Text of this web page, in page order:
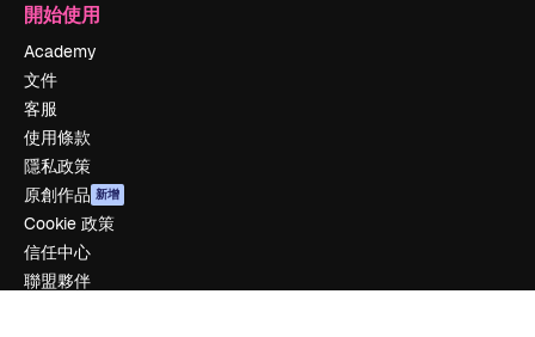
開始使用
Academy
文件
客服
使用條款
隱私政策
原創作品 新增
Cookie 政策
信任中心
聯盟夥伴